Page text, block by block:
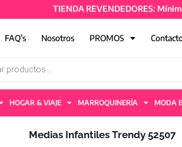
TIENDA REVENDEDORES: Mínimo
FAQ’s Nosotros PROMOS
HOGAR & VIAJE MARROQUINERÍA MODA
Medias Infantiles Trendy 52507